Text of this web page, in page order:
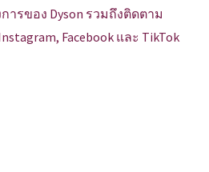
ารของ Dyson รวมถึงติดตาม
Facebook และ TikTok